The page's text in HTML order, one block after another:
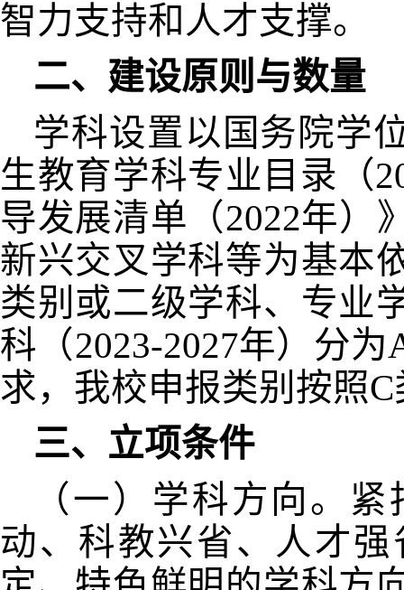
智力支持和人才支撑。
二、建设原则与数量
学科设置以国务院学
生教育学科专业目录（
导发展清单（2022年）
新兴交叉学科等为基本
类别或二级学科、专业
科（2023-2027年）分为
求，我校申报类别按照C
三、立项条件
（一）学科方向。
动、科教兴省、人才